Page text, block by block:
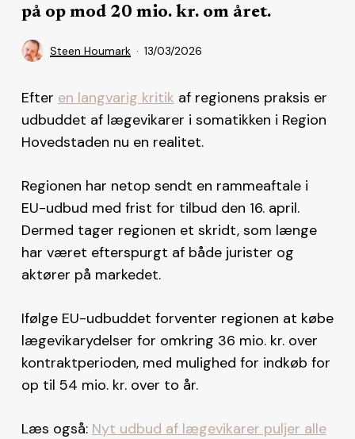
på op mod 20 mio. kr. om året.
Steen Houmark 13/03/2026
Efter en langvarig kritik af regionens praksis er
udbuddet af lægevikarer i somatikken i Region
Hovedstaden nu en realitet.
Regionen har netop sendt en rammeaftale i
EU-udbud med frist for tilbud den 16. april.
Dermed tager regionen et skridt, som længe
har været efterspurgt af både jurister og
aktører på markedet.
Ifølge EU-udbuddet forventer regionen at købe
lægevikarydelser for omkring 36 mio. kr. over
kontraktperioden, med mulighed for indkøb for
op til 54 mio. kr. over to år.
Læs også: Nyt udbud af lægevikarer puljer alle